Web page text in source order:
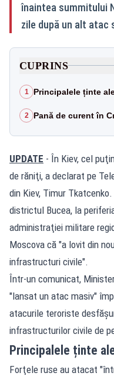
înaintea summitului
zile după un alt atac
CUPRINS
1 Principalele ținte
2 Pană de curent în
UPDATE - În Kiev, cel
de răniţi, a declarat pe
din Kiev, Timur
districtul Bucea, la
administraţiei militare
Moscova că "a lovit din
infrastructuri civile".
Într-un comunicat,
"lansat un atac masiv"
atacurile teroriste
infrastructurilor civile de
Principalele ținte
Forţele ruse au atacat